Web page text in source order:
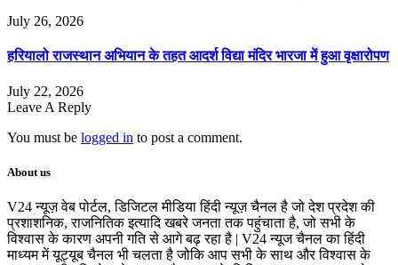
July 26, 2026
हरियालो राजस्थान अभियान के तहत आदर्श विद्या मंदिर भारजा में हुआ वृक्षारोपण
July 22, 2026
Leave A Reply
You must be logged in to post a comment.
About us
V24 न्यूज़ वेब पोर्टल, डिजिटल मीडिया हिंदी न्यूज़ चैनल है जो देश प्रदेश की
प्रशाशनिक, राजनितिक इत्यादि खबरे जनता तक पहुंचाता है, जो सभी के
विश्वास के कारण अपनी गति से आगे बढ़ रहा है | V24 न्यूज चैनल का हिंदी
माध्यम में यूट्यूब चैनल भी चलता है जोकि आप सभी के साथ और विश्वास के